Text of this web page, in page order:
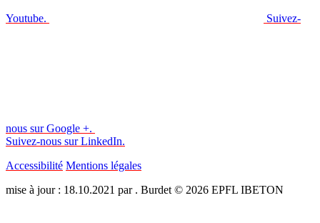
Youtube. Suivez-
nous sur Google +.
Suivez-nous sur LinkedIn.
Accessibilité Mentions légales
mise à jour : 18.10.2021 par . Burdet © 2026 EPFL IBETON